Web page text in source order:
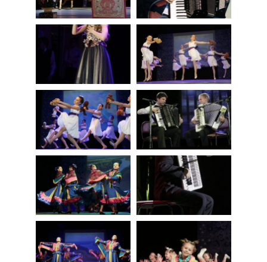
05.10.2022Г.
ГОРОДСКОЙ КОНКУРС РИСУНКОВ И ПЛАКАТОВ
АНТИКОРРУПЦИОННОЙ НАПРАВЛЕННОСТИ
«БЕРЕГИ ЧЕСТЬ СМОЛОДУ»! 29.09.2022Г.
ОТЧЕТНЫЙ КОНЦЕРТ 2022 Г. «НА ВОЛНАХ
СУДЬБЫ. ПОСВЯЩЕННЫЙ 100-ЛЕТИЮ СО ДНЯ
РОЖДЕНИЯ Г.Г. ГАЛЫНИНА»
ПЕДАГОГИЧЕСКИЙ КОНЦЕРТ 30.09.2021
«МУЗЫКА ВОКРУГ НАС»
ОТЧЕТНЫЙ КОНЦЕРТ 2021 ГОДА « ТЕБЕ,
ЛЮБИМЫЙ ГОРОД»
КАРТИННАЯ ГАЛЕРЕЯ
ОТЧЕТНЫЙ КОНЦЕРТ 2019 ГОДА «ВЕСЕННЕЕ
НАСТРОЕНИЕ»